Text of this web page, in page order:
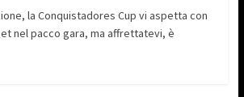
la Conquistadores Cup vi aspetta con
nel pacco gara, ma affrettatevi, è